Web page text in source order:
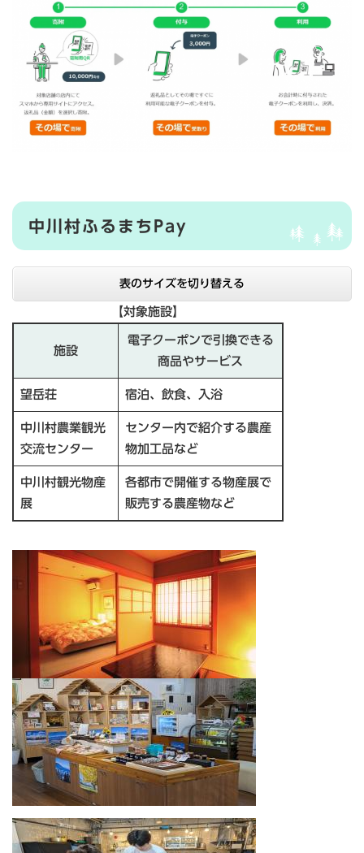
中川村ふるまちPay
表のサイズを切り替える
【対象施設】
施設
電子クーポンで引換できる
商品やサービス
望岳荘 宿泊、飲食、入浴
中川村農業観光
交流センター
センター内で紹介する農産
物加工品など
中川村観光物産
展
各都市で開催する物産展で
販売する農産物など